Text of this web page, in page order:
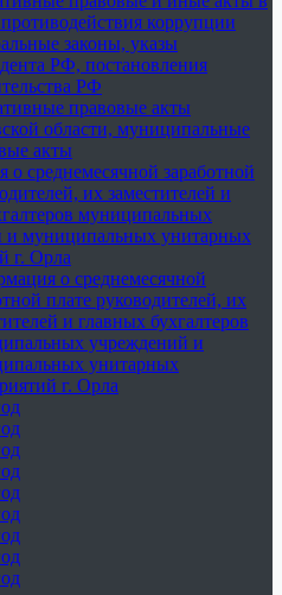
коррупции
законы, указы
РФ, постановления
РФ
правовые акты
области, муниципальные
акты
среднемесячной заработной
их заместителей и
муниципальных
и муниципальных унитарных
г. Орла
о среднемесячной
плате руководителей, их
и главных бухгалтеров
учреждений и
унитарных
г. Орла